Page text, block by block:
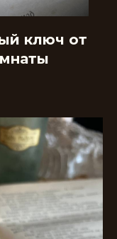
ключ от